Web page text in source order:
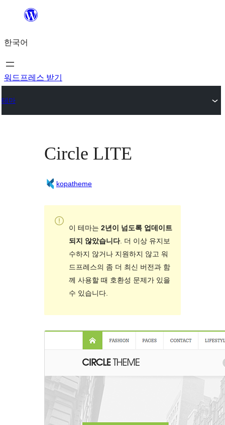
츠
로
바
가
한국어
워드프레스 받기
테마
Circle LITE
kopatheme
이 테마는 2년이 넘도록 업데이트
되지 않았습니다. 더 이상 유지보
수하지 않거나 지원하지 않고 워
드프레스의 좀 더 최신 버전과 함
께 사용할 때 호환성 문제가 있을
수 있습니다.